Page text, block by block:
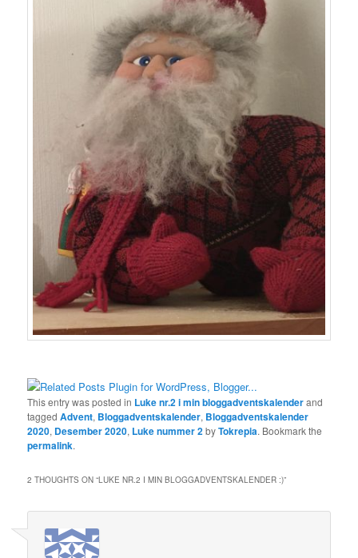
This entry was posted in Luke nr.2 i min bloggadventskalenderand
taggedAdvent, Bloggadventskalender, Bloggadventskalender
2020, Desember 2020, Luke nummer 2byTokrepia. Bookmark the
permalink.
2 THOUGHTS ON “LUKE NR.2 I MIN BLOGGADVENTSKALENDER :)”